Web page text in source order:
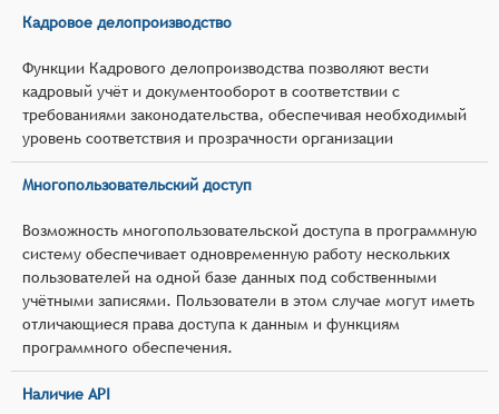
Кадровое делопроизводство
Функции Кадрового делопроизводства позволяют вести
кадровый учёт и документооборот в соответствии с
требованиями законодательства, обеспечивая необходимый
уровень соответствия и прозрачности организации
Многопользовательский доступ
Возможность многопользовательской доступа в программную
систему обеспечивает одновременную работу нескольких
пользователей на одной базе данных под собственными
учётными записями. Пользователи в этом случае могут иметь
отличающиеся права доступа к данным и функциям
программного обеспечения.
Наличие API